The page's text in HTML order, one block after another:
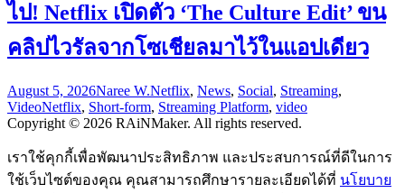
ไป! Netflix เปิดตัว ‘The Culture Edit’ ขน
คลิปไวรัลจากโซเชียลมาไว้ในแอปเดียว
August 5, 2026Naree W.Netflix, News, Social, Streaming,
VideoNetflix, Short-form, Streaming Platform, video
Copyright © 2026 RAiNMaker. All rights reserved.
เราใช้คุกกี้เพื่อพัฒนาประสิทธิภาพ และประสบการณ์ที่ดีในการ
ใช้เว็บไซต์ของคุณ คุณสามารถศึกษารายละเอียดได้ที่ นโยบาย